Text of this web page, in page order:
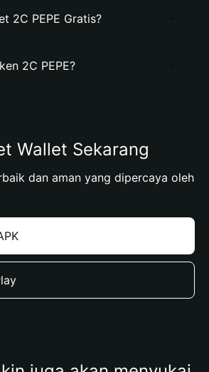
2C PEPE Gratis?
2C PEPE?
Wallet Sekarang
dan aman yang dipercaya oleh